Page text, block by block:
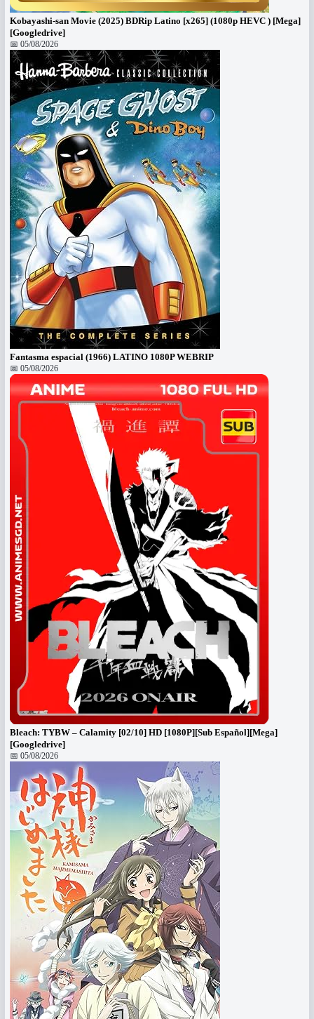
Kobayashi-san Movie (2025) BDRip Latino [x265] (1080p HEVC ) [Mega]
[Googledrive]
📅 05/08/2026
Fantasma espacial (1966) LATINO 1080P WEBRIP
📅 05/08/2026
Bleach: TYBW – Calamity [02/10] HD [1080P][Sub Español][Mega]
[Googledrive]
📅 05/08/2026